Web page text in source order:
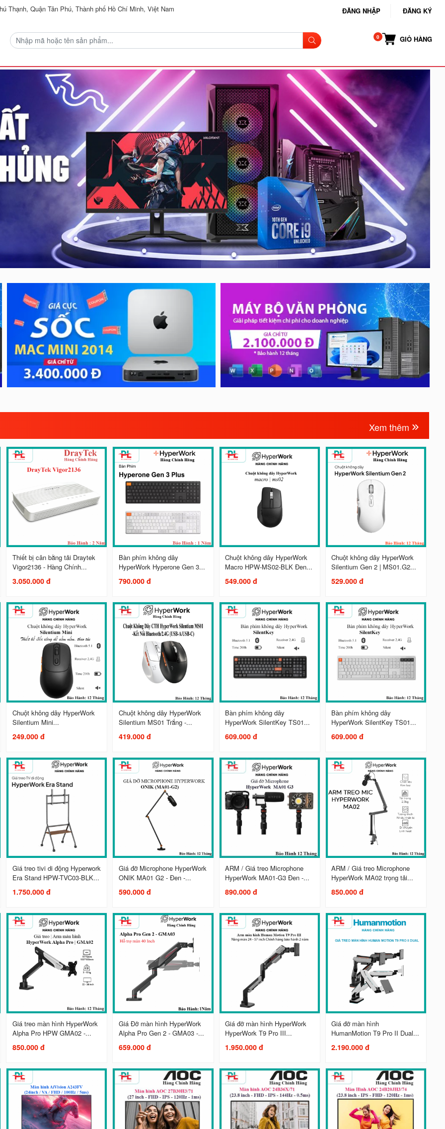
Thạnh, Quận Tân Phú, Thành phố Hồ Chí Minh, Việt Nam ĐĂNG NHẬP ĐĂNG KÝ
GIỎ HÀNG
Xem thêm
Thiết bị cân bằng tải Draytek
Vigor2136 - Hàng Chính...
3.050.000 đ
Bàn phím không dây
HyperWork Hyperone Gen 3...
790.000 đ
Chuột không dây HyperWork
Macro HPW-MS02-BLK Đen...
549.000 đ
Chuột không dây HyperWork
Silentium Gen 2 | MS01.G2...
529.000 đ
Chuột không dây HyperWork
Silentium Mini...
249.000 đ
Chuột không dây HyperWork
Silentium MS01 Trắng -...
419.000 đ
Bàn phím không dây
HyperWork SilentKey TS01...
609.000 đ
Bàn phím không dây
HyperWork SilentKey TS01...
609.000 đ
Giá treo tivi di động Hyperwork
Era Stand HPW-TVC03-BLK...
1.750.000 đ
Giá đỡ Microphone HyperWork
ONIK MA01 G2 - Đen -...
590.000 đ
ARM / Giá treo Microphone
HyperWork MA01-G3 Đen -...
890.000 đ
ARM / Giá treo Microphone
HyperWork MA02 trọng tải...
850.000 đ
Giá treo màn hình HyperWork
Alpha Pro HPW GMA02 -...
850.000 đ
Giá Đỡ màn hình HyperWork
Alpha Pro Gen 2 - GMA03 -...
659.000 đ
Giá đỡ màn hình HyperWork
HyperWork T9 Pro III...
1.950.000 đ
Giá đỡ màn hình
HumanMotion T9 Pro II Dual...
2.190.000 đ